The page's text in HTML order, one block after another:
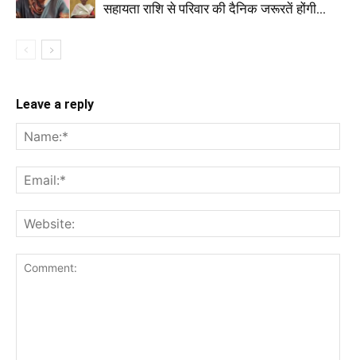
सहायता राशि से परिवार की दैनिक जरूरतें होंगी...
Leave a reply